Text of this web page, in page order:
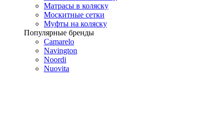
Матрасы в коляску
Москитные сетки
Муфты на коляску
Популярные бренды
Camarelo
Navington
Noordi
Nuovita